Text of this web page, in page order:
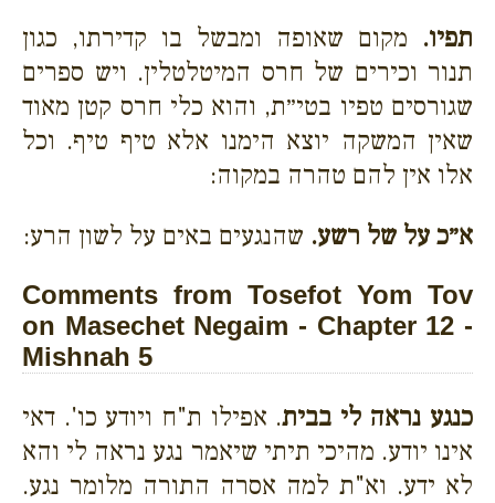
תפיו. מקום שאופה ומבשל בו קדירתו, כגון
תנור וכירים של חרס המיטלטלין. ויש ספרים
שגורסים טפיו בטי״ת, והוא כלי חרס קטן מאוד
שאין המשקה יוצא הימנו אלא טיף טיף. וכל
אלו אין להם טהרה במקוה:
א״כ על של רשע. שהנגעים באים על לשון הרע:
Comments from Tosefot Yom Tov
on Masechet Negaim - Chapter 12 -
Mishnah 5
כנגע נראה לי בבית. אפילו ת"ח ויודע כו'. דאי
אינו יודע. מהיכי תיתי שיאמר נגע נראה לי והא
לא ידע. וא"ת למה אסרה התורה מלומר נגע.